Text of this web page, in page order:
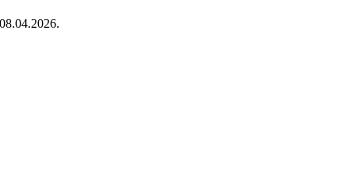
08.04.2026.